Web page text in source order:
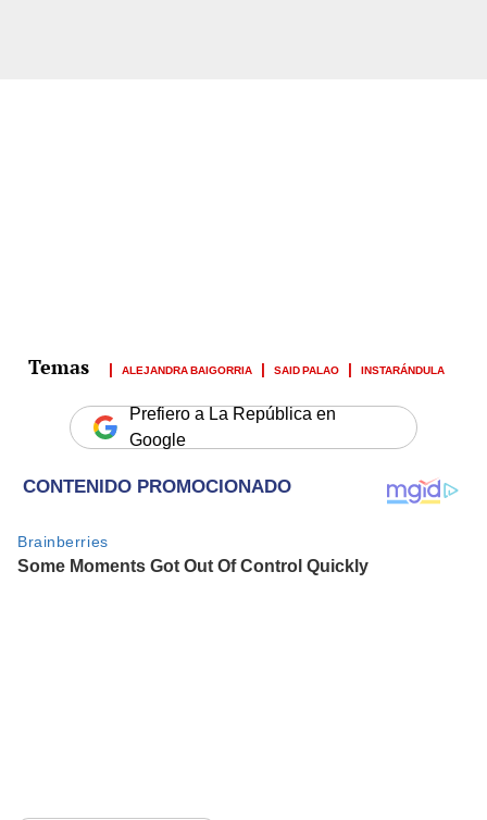
ALEJANDRA BAIGORRIA SAID PALAO INSTARÁNDULA
Prefiero a La República en
Google